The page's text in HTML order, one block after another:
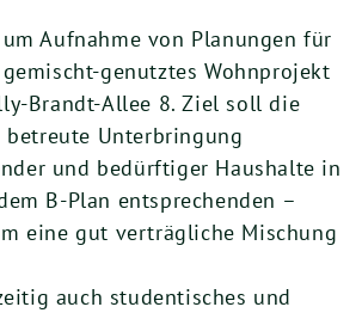
Aufnahme von Planungen für
genutztes Wohnprojekt
Brandt-Allee 8. Ziel soll die
Unterbringung
und bedürftiger Haushalte in
B-Plan entsprechenden –
eine gut verträgliche Mischung
auch studentisches und